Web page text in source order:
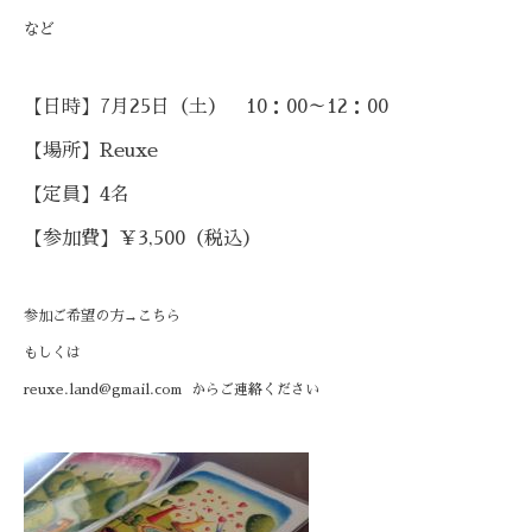
など
【日時】7月25日（土） 10：00～12：00
【場所】Reuxe
【定員】4名
【参加費】￥3,500（税込）
参加ご希望の方→ こちら
もしくは
reuxe.land@gmail.com からご連絡ください